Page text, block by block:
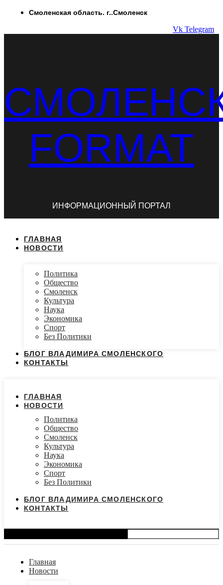
ПерейтиСмоленская область. г..Смоленск
Vk Telegram
FORMAT
ИНФОРМАЦИОННЫЙ ПОРТАЛ
ГЛАВНАЯ
НОВОСТИ
Политика
Общество
Смоленск
Культура
Наука
Экономика
Спорт
Без Политики
БЛОГ ВЛАДИМИРА СМОЛЕНСКОГО
КОНТАКТЫ
ГЛАВНАЯ
НОВОСТИ
Политика
Общество
Смоленск
Культура
Наука
Экономика
Спорт
Без Политики
БЛОГ ВЛАДИМИРА СМОЛЕНСКОГО
КОНТАКТЫ
Главная
Новости